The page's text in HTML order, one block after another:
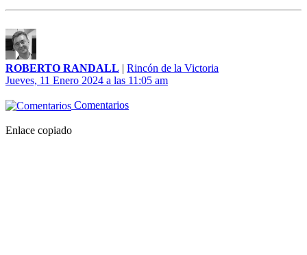
ROBERTO RANDALL | Rincón de la Victoria
Jueves, 11 Enero 2024 a las 11:05 am
Comentarios
Enlace copiado